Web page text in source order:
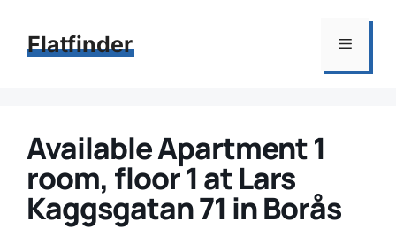
innehåll
Flatfinder Meny
Available Apartment 1
room, floor 1 at Lars
Kaggsgatan 71 in Borås